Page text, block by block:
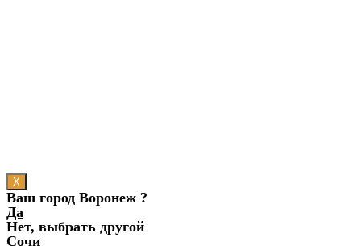
X
Ваш город Воронеж ?
Да
Нет, выбрать другой
Сочи